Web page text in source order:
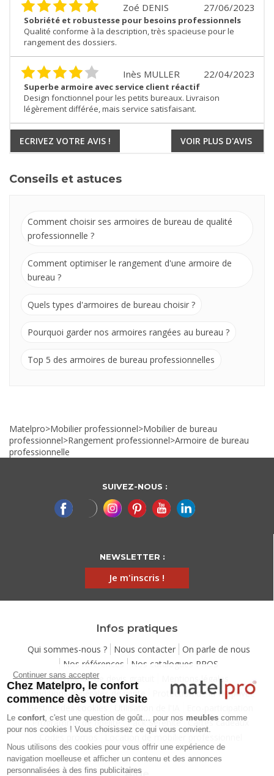
27/06/2023
Zoé DENIS
Sobriété et robustesse pour besoins professionnels
Qualité conforme à la description, très spacieuse pour le
rangement des dossiers.
22/04/2023
Inès MULLER
Superbe armoire avec service client réactif
Design fonctionnel pour les petits bureaux. Livraison
légèrement différée, mais service satisfaisant.
ECRIVEZ VOTRE AVIS ! VOIR PLUS D'AVIS
Conseils et astuces
Comment choisir ses armoires de bureau de qualité
professionnelle ?
Comment optimiser le rangement d'une armoire de
bureau ?
Quels types d'armoires de bureau choisir ?
Pourquoi garder nos armoires rangées au bureau ?
Top 5 des armoires de bureau professionnelles
Matelpro>Mobilier professionnel>Mobilier de bureau
professionnel>Rangement professionnel>Armoire de bureau
professionnelle
SUIVEZ-NOUS :
NEWSLETTER :
Je m'inscris !
Infos pratiques
Qui sommes-nous ? Nous contacter
On parle de nous
Nos références
Nos catalogues PROS
Demande de devis gratuit
Mentions légales
Conditions générales de vente
Protection de la vie privée
Programme de fidélité Pack Sérénité
Cartes cadeaux
Location de mobilier professionnel
Aide
Continuer sans accepter
Chez Matelpro, le confort
commence dès votre visite
Leconfort, c'est une question de goût… pour nosmeublescomme
pour nos cookies ! Vous choisissez ce qui vous convient.
Nous utilisons des cookies pour vous offrir une expérience de
navigation moelleuse et afficher un contenu et des annonces
personnalisées à des fins publicitaires